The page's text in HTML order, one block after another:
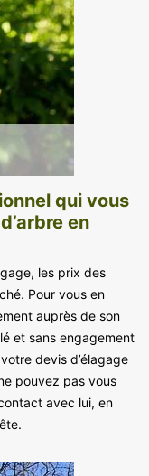
qui vous
en
les prix des
Pour vous en
auprès de son
et sans engagement
devis d’élagage
pouvez pas vous
avec lui, en